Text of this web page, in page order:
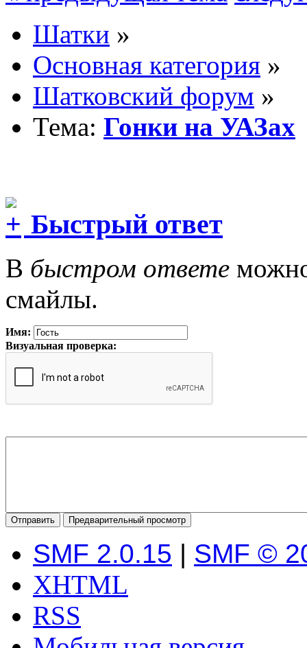
Шатки »
Основная категория »
Шатковский форум »
Тема: Гонки на УАЗах
Быстрый ответ
В быстром ответе
смайлы.
Имя:
Визуальная проверка:
SMF 2.0.15 | SMF ©
XHTML
RSS